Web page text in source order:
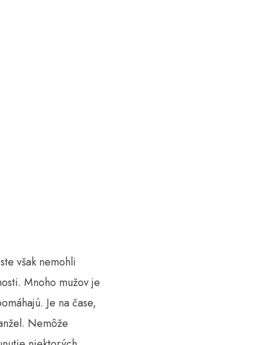
však nemohli
Mnoho mužov je
Je na čase,
Nemôže